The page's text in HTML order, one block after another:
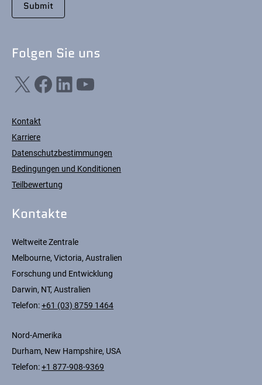
Folgen Sie uns
X Facebook LinkedIn YouTube
Kontakt
Karriere
Datenschutzbestimmungen
Bedingungen und Konditionen
Teilbewertung
Kontakte
Weltweite Zentrale
Melbourne, Victoria, Australien
Forschung und Entwicklung
Darwin, NT, Australien
Telefon:+61 (03) 8759 1464
Nord-Amerika
Durham, New Hampshire, USA
Telefon:+1 877-908-9369